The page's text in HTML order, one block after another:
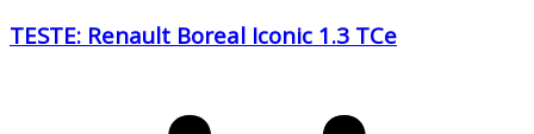
TESTE: Renault Boreal Iconic 1.3 TCe